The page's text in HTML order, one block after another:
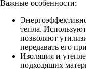
Важные особенности:
тепла.
позволяют
передавать его
Изоляция и
подходящих